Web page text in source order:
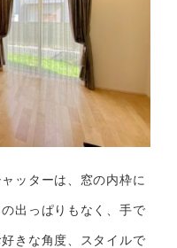
ッターは、窓の内枠に
出っぱりもなく、手で
きな角度、スタイルで